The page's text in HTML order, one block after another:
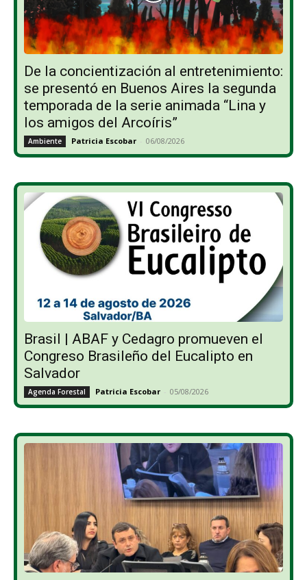
De la concientización al entretenimiento:
se presentó en Buenos Aires la segunda
temporada de la serie animada “Lina y
los amigos del Arcoíris”
Ambiente Patricia Escobar - 06/08/2026
Brasil | ABAF y Cedagro promueven el
Congreso Brasileño del Eucalipto en
Salvador
Agenda Forestal Patricia Escobar - 05/08/2026